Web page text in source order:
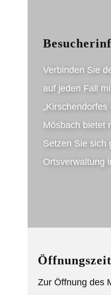
Verbinden Sie
auf jeden Fall
„Kirschendorfes
Mösbach bietet
Setzen Sie sich
Ortsverwaltung
Zur Öffnung des